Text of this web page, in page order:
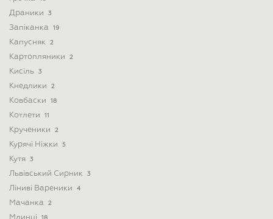
Драники 3
Запіканка 19
Капусняк 2
Картопляники 2
Кисіль 3
Кнедлики 2
Ковбаски 18
Котлети 11
Крученики 2
Курячі Ніжки 5
Кутя 3
Львівський Сирник 3
Ліниві Вареники 4
Мачанка 2